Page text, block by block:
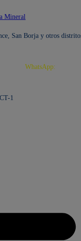
Mineral
San Borja y otros
WhatsApp: